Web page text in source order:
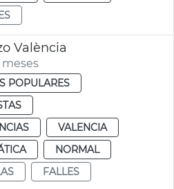
València
POPULARES
VALENCIA
NORMAL
FALLES